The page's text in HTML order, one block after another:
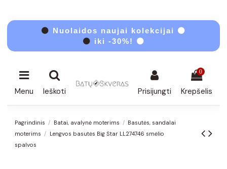
⚫ Nuolaidos naujai kolekcijai ⚫
⚫ iki -30%! ⚫
Menu Ieškoti Prisijungti
0
Krepšelis
Pagrindinis Batai, avalynė moterims
Basutės, sandalai
moterims
Lengvos basutės Big Star LL274746 smėlio
spalvos